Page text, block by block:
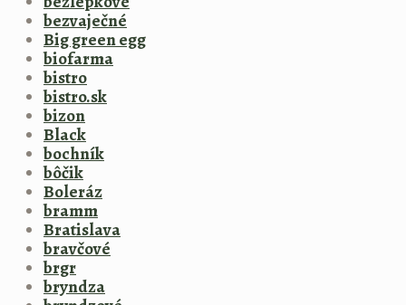
bezvaječné
Big green egg
biofarma
bistro
bistro.sk
bizon
Black
bochník
bôčik
Boleráz
bramm
Bratislava
bravčové
brgr
bryndza